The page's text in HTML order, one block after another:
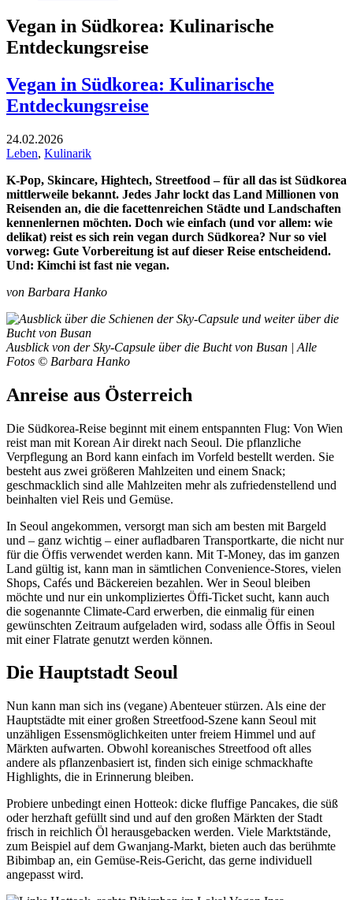
Vegan in Südkorea: Kulinarische
Entdeckungsreise
Vegan in Südkorea: Kulinarische
Entdeckungsreise
24.02.2026
Leben, Kulinarik
K-Pop, Skincare, Hightech, Streetfood – für all das ist Südkorea
mittlerweile bekannt. Jedes Jahr lockt das Land Millionen von
Reisenden an, die die facettenreichen Städte und Landschaften
kennenlernen möchten. Doch wie einfach (und vor allem: wie
delikat) reist es sich rein vegan durch Südkorea? Nur so viel
vorweg: Gute Vorbereitung ist auf dieser Reise entscheidend.
Und: Kimchi ist fast nie vegan.
von Barbara Hanko
Ausblick von der Sky-Capsule über die Bucht von Busan | Alle
Fotos © Barbara Hanko
Anreise aus Österreich
Die Südkorea-Reise beginnt mit einem entspannten Flug: Von Wien
reist man mit Korean Air direkt nach Seoul. Die pflanzliche
Verpflegung an Bord kann einfach im Vorfeld bestellt werden. Sie
besteht aus zwei größeren Mahlzeiten und einem Snack;
geschmacklich sind alle Mahlzeiten mehr als zufriedenstellend und
beinhalten viel Reis und Gemüse.
In Seoul angekommen, versorgt man sich am besten mit Bargeld
und – ganz wichtig – einer aufladbaren Transportkarte, die nicht nur
für die Öffis verwendet werden kann. Mit T-Money, das im ganzen
Land gültig ist, kann man in sämtlichen Convenience-Stores, vielen
Shops, Cafés und Bäckereien bezahlen. Wer in Seoul bleiben
möchte und nur ein unkompliziertes Öffi-Ticket sucht, kann auch
die sogenannte Climate-Card erwerben, die einmalig für einen
gewünschten Zeitraum aufgeladen wird, sodass alle Öffis in Seoul
mit einer Flatrate genutzt werden können.
Die Hauptstadt Seoul
Nun kann man sich ins (vegane) Abenteuer stürzen. Als eine der
Hauptstädte mit einer großen Streetfood-Szene kann Seoul mit
unzähligen Essensmöglichkeiten unter freiem Himmel und auf
Märkten aufwarten. Obwohl koreanisches Streetfood oft alles
andere als pflanzenbasiert ist, finden sich einige schmackhafte
Highlights, die in Erinnerung bleiben.
Probiere unbedingt einen Hotteok: dicke fluffige Pancakes, die süß
oder herzhaft gefüllt sind und auf den großen Märkten der Stadt
frisch in reichlich Öl herausgebacken werden. Viele Marktstände,
zum Beispiel auf dem Gwanjang-Markt, bieten auch das berühmte
Bibimbap an, ein Gemüse-Reis-Gericht, das gerne individuell
angepasst wird.